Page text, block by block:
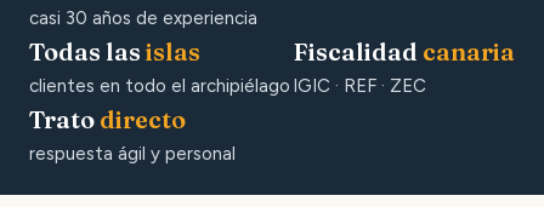
casi 30 años de experiencia
Todas las islas
clientes en todo el archipiélago
Fiscalidad canaria
IGIC · REF · ZEC
Trato directo
respuesta ágil y personal